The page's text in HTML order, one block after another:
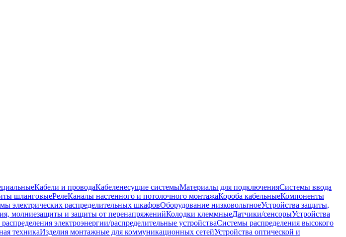
Кабели и проводаКабеленесущие системыМатериалы для подключенияСистемы ввода
шланговыеРелеКаналы настенного и потолочного монтажаКороба кабельныеКомпоненты
электрических распределительных шкафовОборудование низковольтноеУстройства защиты,
молниезащиты и защиты от перенапряженийКолодки клеммныеДатчики/сенсорыУстройства
электроэнергии/распределительные устройстваСистемы распределения высокого
техникаИзделия монтажные для коммуникационных сетейУстройства оптической и